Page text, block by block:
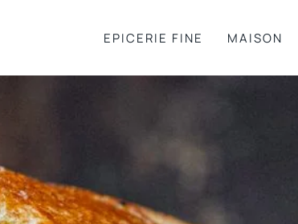
EPICERIE FINE MAISON